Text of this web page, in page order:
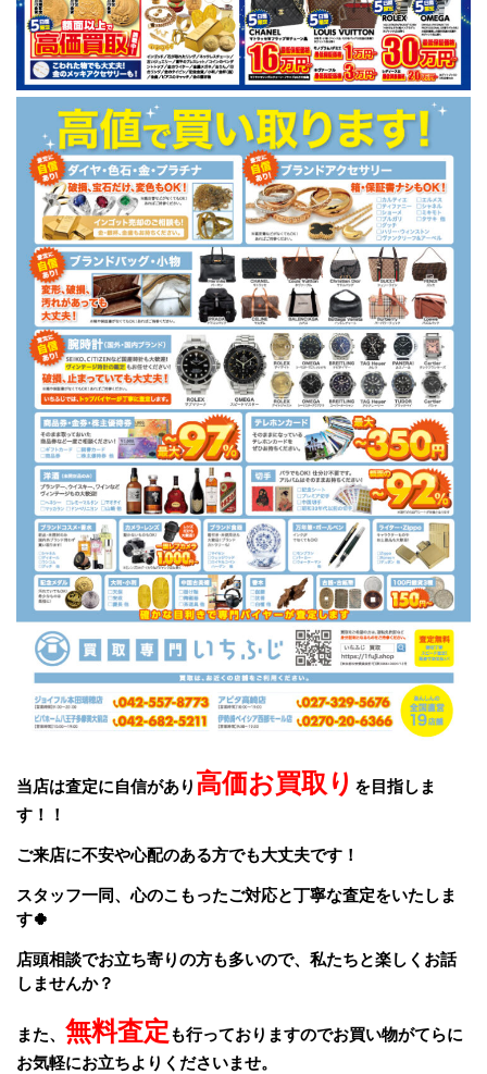
当店は査定に自信があり 高価お買取り を目指しま
す！！
ご来店に不安や心配のある方でも大丈夫です！
スタッフ一同、心のこもったご対応と丁寧な査定をいたしま
す🍀
店頭相談でお立ち寄りの方も多いので、私たちと楽しくお話
しませんか？
また、 無料査定も行っておりますのでお買い物がてらに
お気軽にお立ちよりくださいませ。